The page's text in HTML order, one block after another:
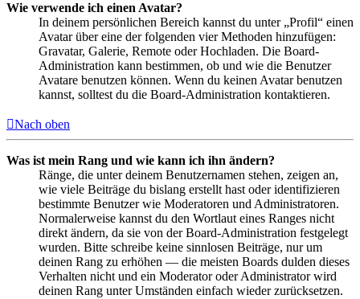
Wie verwende ich einen Avatar?
In deinem persönlichen Bereich kannst du unter „Profil“ einen
Avatar über eine der folgenden vier Methoden hinzufügen:
Gravatar, Galerie, Remote oder Hochladen. Die Board-
Administration kann bestimmen, ob und wie die Benutzer
Avatare benutzen können. Wenn du keinen Avatar benutzen
kannst, solltest du die Board-Administration kontaktieren.
Nach oben
Was ist mein Rang und wie kann ich ihn ändern?
Ränge, die unter deinem Benutzernamen stehen, zeigen an,
wie viele Beiträge du bislang erstellt hast oder identifizieren
bestimmte Benutzer wie Moderatoren und Administratoren.
Normalerweise kannst du den Wortlaut eines Ranges nicht
direkt ändern, da sie von der Board-Administration festgelegt
wurden. Bitte schreibe keine sinnlosen Beiträge, nur um
deinen Rang zu erhöhen — die meisten Boards dulden dieses
Verhalten nicht und ein Moderator oder Administrator wird
deinen Rang unter Umständen einfach wieder zurücksetzen.